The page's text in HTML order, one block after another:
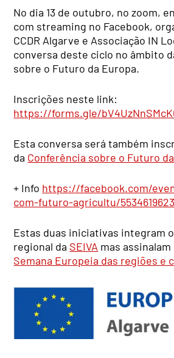
No dia 13 de outubro, no zoom,
com streaming no Facebook,
CCDR Algarve e Associação IN
conversa deste ciclo no âmbito
sobre o Futuro da Europa.
Inscrições neste link:
https://forms.gle/
Esta conversa será também
da Conferência sobre o Futuro
+ Info https://facebook.com/
com-futuro-agricultu/
Estas duas iniciativas integram
regional da SEIVA mas
Semana Europeia das regiões e